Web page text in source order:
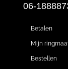
06-
Betalen
Mijn
Bestellen